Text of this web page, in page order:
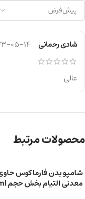
شادی رحمانی 05-14
عالی
محصولات مرتبط
شامپو بدن فارماکوس
معدنی التیام بخش حجم 500ml